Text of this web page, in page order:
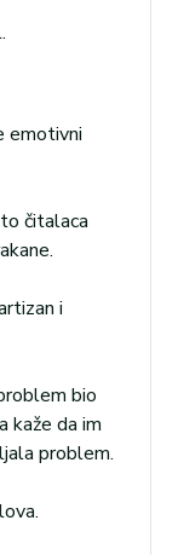
emotivni
čitalaca
i
bio
kaže da im
problem.